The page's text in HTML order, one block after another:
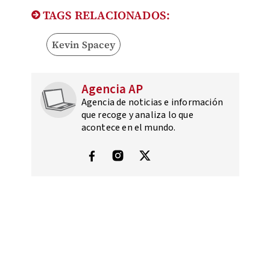
TAGS RELACIONADOS:
Kevin Spacey
Agencia AP
Agencia de noticias e información
que recoge y analiza lo que
acontece en el mundo.